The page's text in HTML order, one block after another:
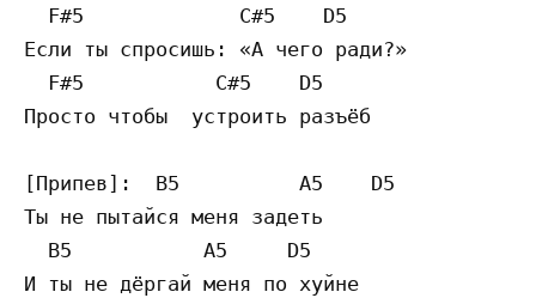
  F#5             C#5    D5
Если ты спросишь: «А чего ради?»
  F#5           C#5    D5
Просто чтобы  устроить разъёб
[Припев]:  B5          A5    D5
Ты не пытайся меня задеть
  B5           A5     D5
И ты не дёргай меня по хуйне